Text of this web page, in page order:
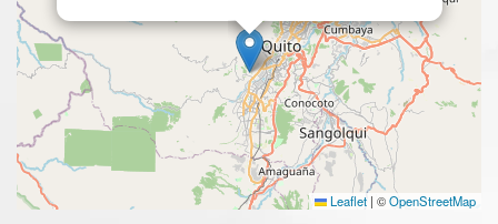
Leaflet | ©OpenStreetMap